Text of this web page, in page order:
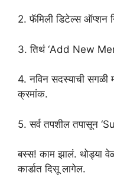
2. फॅमिली डिटेल्स ऑप्शन
3. तिथं ‘Add New
4. नविन सदस्याची सगळी
क्रमांक.
5. सर्व तपशील तपासून
बस्स! काम झालं. थोड्या
कार्डात दिसू लागेल.